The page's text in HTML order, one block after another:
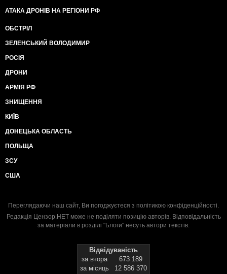
АТАКА ДРОНІВ НА РЕГІОНИ РФ
ОБСТРІЛ
ЗЕЛЕНСЬКИЙ ВОЛОДИМИР
РОСІЯ
ДРОНИ
АРМІЯ РФ
ЗНИЩЕННЯ
КИЇВ
ДОНЕЦЬКА ОБЛАСТЬ
ПОЛЬЩА
ЗСУ
США
Переглядаючи наш сайт, Ви погоджуєтеся з політикою конфіденційності.
Редакція Цензор.НЕТ може не поділяти позицію авторів. Відповідальність
за матеріали в розділі "Блоги" несуть автори текстів.
Відвідуваність
за вчора
673 189
за місяць
12 586 370